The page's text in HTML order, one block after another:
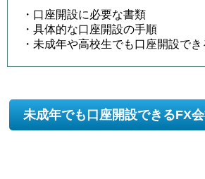
・口座開設に必要な書類
・具体的な口座開設の手順
・未成年や高校生でも口座開設で
未成年でも口座開設できるFX